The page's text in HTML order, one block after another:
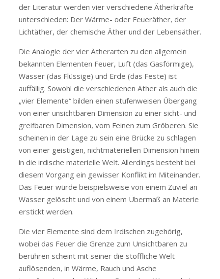
der Literatur werden vier verschiedene Ätherkräfte
unterschieden: Der Wärme- oder Feueräther, der
Lichtäther, der chemische Äther und der Lebensäther.
Die Analogie der vier Ätherarten zu den allgemein
bekannten Elementen Feuer, Luft (das Gasförmige),
Wasser (das Flüssige) und Erde (das Feste) ist
auffällig. Sowohl die verschiedenen Äther als auch die
„vier Elemente“ bilden einen stufenweisen Übergang
von einer unsichtbaren Dimension zu einer sicht- und
greifbaren Dimension, vom Feinen zum Gröberen. Sie
scheinen in der Lage zu sein eine Brücke zu schlagen
von einer geistigen, nichtmateriellen Dimension hinein
in die irdische materielle Welt. Allerdings besteht bei
diesem Vorgang ein gewisser Konflikt im Miteinander.
Das Feuer würde beispielsweise von einem Zuviel an
Wasser gelöscht und von einem Übermaß an Materie
erstickt werden.
Die vier Elemente sind dem Irdischen zugehörig,
wobei das Feuer die Grenze zum Unsichtbaren zu
berühren scheint mit seiner die stoffliche Welt
auflösenden, in Wärme, Rauch und Asche